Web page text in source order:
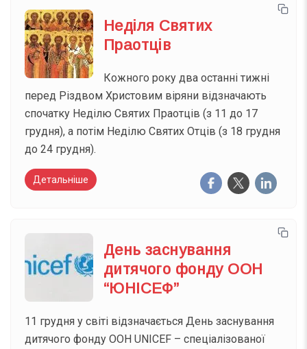
Неділя Святих
Праотців
Кожного року два останні тижні
перед Різдвом Христовим віряни відзначають
спочатку Неділю Святих Праотців (з 11 до 17
грудня), а потім Неділю Святих Отців (з 18 грудня
до 24 грудня).
Детальніше
День заснування
дитячого фонду ООН
“ЮНІСЕФ”
11 грудня у світі відзначається День заснування
дитячого фонду ООН UNICEF – спеціалізованої